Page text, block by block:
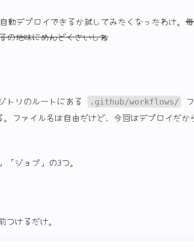
動デプロイできるか試してみたくなったわけ。
地味にめんどくさいしね
トリのルートにある .github/workflows/
。ファイル名は自由だけど、今回はデプロイだか
ジョブ」の3つ。
けるだけ。